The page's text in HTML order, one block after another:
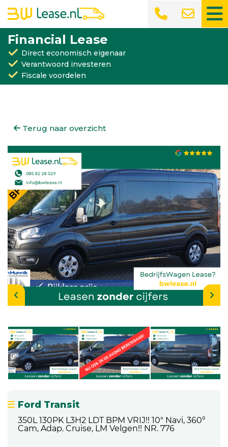
Financial Lease
Direct economisch eigenaar
Verantwoord investeren
Fiscale voordelen
Terug naar overzicht
Ford Transit
350L 130PK L3H2 LDT BPM VRIJ!! 10" Navi, 360°
Cam, Adap. Cruise, LM Velgen!! NR. 776